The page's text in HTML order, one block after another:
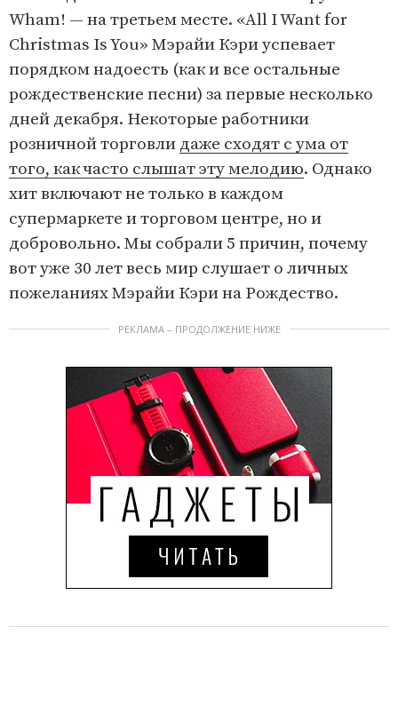
Wham! — на третьем месте. «All I Want for
Christmas Is You» Мэрайи Кэри успевает
порядком надоесть (как и все остальные
рождественские песни) за первые несколько
дней декабря. Некоторые работники
розничной торговли даже сходят с ума от
того, как часто слышат эту мелодию. Однако
хит включают не только в каждом
супермаркете и торговом центре, но и
добровольно. Мы собрали 5 причин, почему
вот уже 30 лет весь мир слушает о личных
пожеланиях Мэрайи Кэри на Рождество.
РЕКЛАМА – ПРОДОЛЖЕНИЕ НИЖЕ